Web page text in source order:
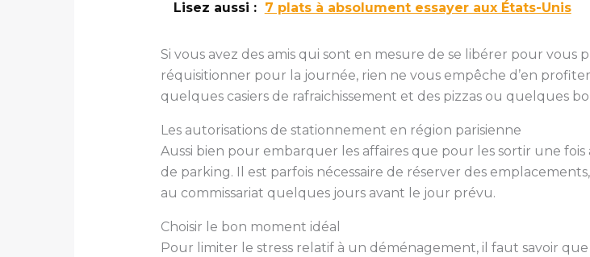
Lisez aussi : 7 plats à absolument essayer aux États-Unis
Si vous avez des amis qui sont en mesure de se libérer pour vous
réquisitionner pour la journée, rien ne vous empêche d’en
quelques casiers de rafraichissement et des pizzas ou quelques
Les autorisations de stationnement en région parisienne
Aussi bien pour embarquer les affaires que pour les sortir une
de parking. Il est parfois nécessaire de réserver des
au commissariat quelques jours avant le jour prévu.
Choisir le bon moment idéal
Pour limiter le stress relatif à un déménagement, il faut savoir